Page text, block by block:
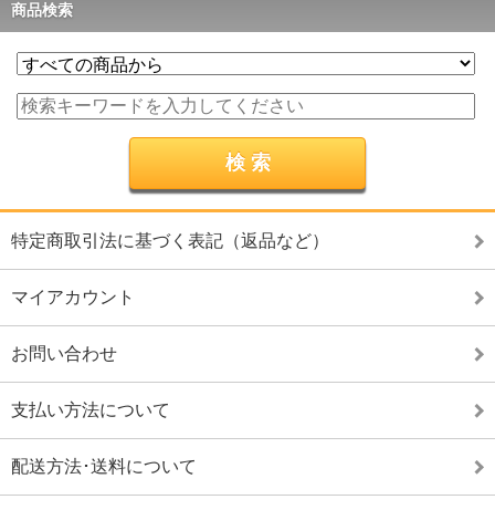
商品検索
特定商取引法に基づく表記（返品など）
マイアカウント
お問い合わせ
支払い方法について
配送方法･送料について